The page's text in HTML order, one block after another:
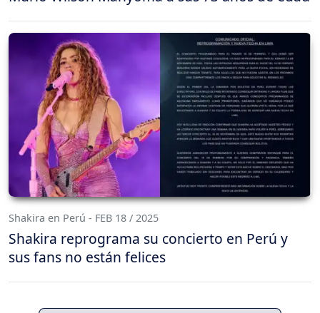
Shakira en Perú - FEB 18 / 2025
Shakira reprograma su concierto en Perú y
sus fans no están felices